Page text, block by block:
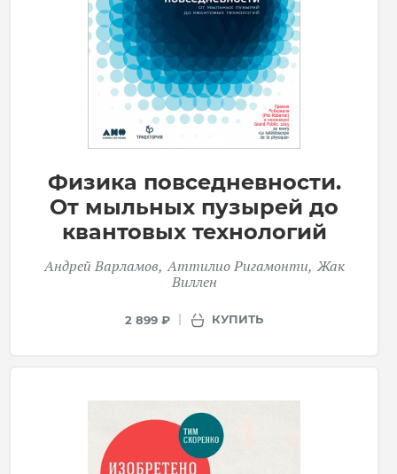
Физика повседневности.
От мыльных пузырей до
квантовых технологий
Андрей Варламов Аттилио Ригамонти Жак
Виллен
2 899 ₽ КУПИТЬ